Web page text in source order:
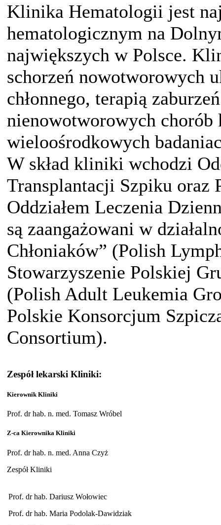
Klinika Hematologii jest
hematologicznym na
największych w Polsce.
schorzeń nowotworowych
chłonnego, terapią
nienowotworowych
wieloośrodkowych
W skład kliniki wchodzi
Transplantacji Szpiku oraz
Oddziałem Leczenia
są zaangażowani w
Chłoniaków” (Polish
Stowarzyszenie Polskiej
(Polish Adult Leukemia
Polskie Konsorcjum
Consortium).
Zespół lekarski Kliniki:
Kierownik Kliniki
Prof. dr hab. n. med. Tomasz Wróbel
Z-ca Kierownika Kliniki
Prof. dr hab. n. med. Anna Czyż
Zespół Kliniki
Prof. dr hab. Dariusz Wołowiec
Prof. dr hab. Maria Podolak-Dawidziak